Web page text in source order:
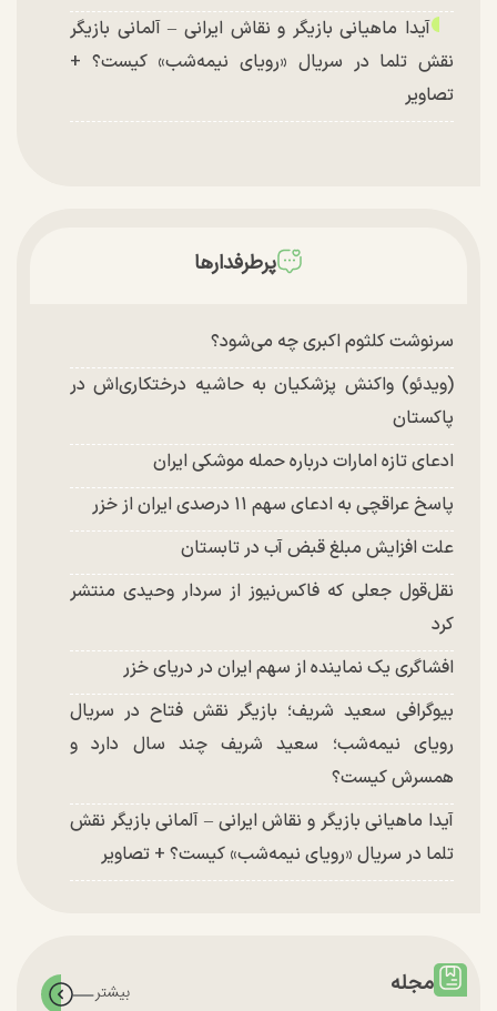
آیدا ماهیانی بازیگر و نقاش ایرانی – آلمانی بازیگر
نقش تلما در سریال «رویای نیمه‌شب» کیست؟ +
تصاویر
پرطرفدارها
سرنوشت کلثوم اکبری چه می‌شود؟
(ویدئو) واکنش پزشکیان به حاشیه درختکاری‌اش در
پاکستان
ادعای تازه امارات درباره حمله موشکی ایران
پاسخ عراقچی به ادعای سهم ۱۱ درصدی ایران از خزر
علت افزایش مبلغ قبض آب در تابستان
نقل‌قول جعلی که فاکس‌نیوز از سردار وحیدی منتشر
کرد
افشاگری یک نماینده از سهم ایران در دریای خزر
بیوگرافی سعید شریف؛ بازیگر نقش فتاح در سریال
رویای نیمه‌شب؛ سعید شریف چند سال دارد و
همسرش کیست؟
آیدا ماهیانی بازیگر و نقاش ایرانی – آلمانی بازیگر نقش
تلما در سریال «رویای نیمه‌شب» کیست؟ + تصاویر
مجله